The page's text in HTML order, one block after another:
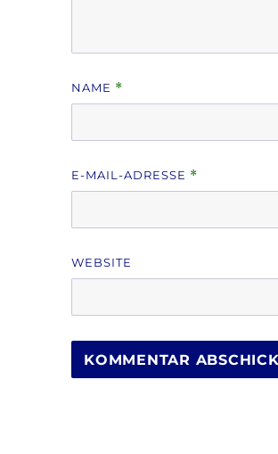
NAME *
E-MAIL-ADRESSE *
WEBSITE